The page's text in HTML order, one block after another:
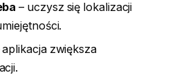
– uczysz się lokalizacji
aplikacja zwiększa